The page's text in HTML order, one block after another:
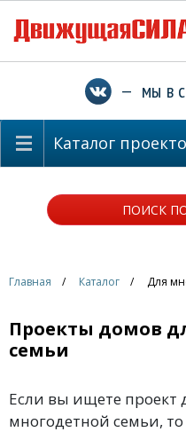
— мы в
Каталог
ПОИСК
Главная Каталог Для
Проекты домов
семьи
Если вы ищете проект
многодетной семьи,